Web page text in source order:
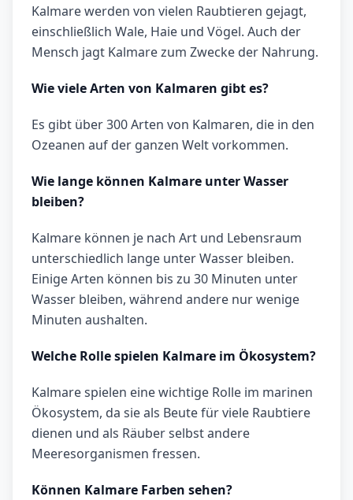
Kalmare werden von vielen Raubtieren gejagt,
einschließlich Wale, Haie und Vögel. Auch der
Mensch jagt Kalmare zum Zwecke der Nahrung.
Wie viele Arten von Kalmaren gibt es?
Es gibt über 300 Arten von Kalmaren, die in den
Ozeanen auf der ganzen Welt vorkommen.
Wie lange können Kalmare unter Wasser
bleiben?
Kalmare können je nach Art und Lebensraum
unterschiedlich lange unter Wasser bleiben.
Einige Arten können bis zu 30 Minuten unter
Wasser bleiben, während andere nur wenige
Minuten aushalten.
Welche Rolle spielen Kalmare im Ökosystem?
Kalmare spielen eine wichtige Rolle im marinen
Ökosystem, da sie als Beute für viele Raubtiere
dienen und als Räuber selbst andere
Meeresorganismen fressen.
Können Kalmare Farben sehen?